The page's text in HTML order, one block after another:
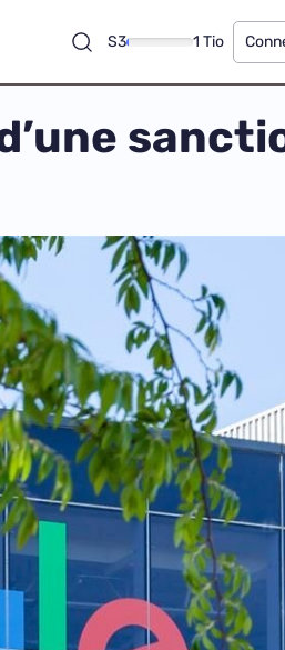
S3 1 Tio